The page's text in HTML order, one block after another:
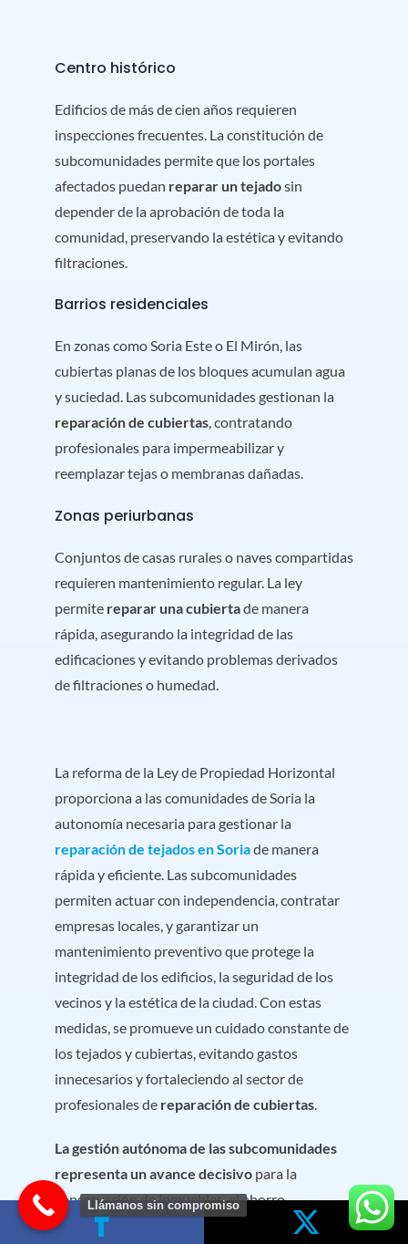
Centro histórico
Edificios de más de cien años requieren
inspecciones frecuentes. La constitución de
subcomunidades permite que los portales
afectados puedan reparar un tejadosin
depender de la aprobación de toda la
comunidad, preservando la estética y evitando
filtraciones.
Barrios residenciales
En zonas como Soria Este o El Mirón, las
cubiertas planas de los bloques acumulan agua
y suciedad. Las subcomunidades gestionan la
reparación de cubiertas, contratando
profesionales para impermeabilizar y
reemplazar tejas o membranas dañadas.
Zonas periurbanas
Conjuntos de casas rurales o naves compartidas
requieren mantenimiento regular. La ley
permite reparar una cubiertade manera
rápida, asegurando la integridad de las
edificaciones y evitando problemas derivados
de filtraciones o humedad.
La reforma de la Ley de Propiedad Horizontal
proporciona a las comunidades de Soria la
autonomía necesaria para gestionar la
reparación de tejados en Soriade manera
rápida y eficiente. Las subcomunidades
permiten actuar con independencia, contratar
empresas locales, y garantizar un
mantenimiento preventivo que protege la
integridad de los edificios, la seguridad de los
vecinos y la estética de la ciudad. Con estas
medidas, se promueve un cuidado constante de
los tejados y cubiertas, evitando gastos
innecesarios y fortaleciendo al sector de
profesionales de reparación de cubiertas.
La gestión autónoma de las subcomunidades
representa un avance decisivopara la
conservación de inmuebles, el ahorro
económico y la calidad de vida de los vecinos
Llámanos sin compromiso